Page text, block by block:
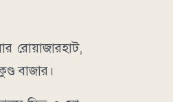
রোয়াজারহাট,
বাজার।